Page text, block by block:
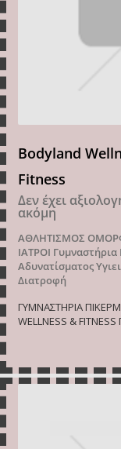
Bodyland
Fitness
Δεν έχει
ακόμη
ΑΘΛΗΤΙΣΜΟΣ
ΙΑΤΡΟΙ Γυμναστήρια
Αδυνατίσματος
Διατροφή
ΓΥΜΝΑΣΤΗΡΙΑ
WELLNESS &